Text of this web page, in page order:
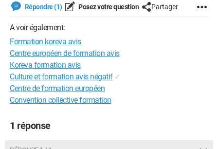
Répondre (1) Posez votre question Partager
A voir également:
Formation koreva avis
Centre européen de formation avis
Koreva formation avis
Culture et formation avis négatif ✓
Centre de formation européen
Convention collective formation
1 réponse